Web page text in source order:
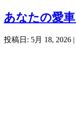
あなたの愛
投稿日: 5月 18, 2026